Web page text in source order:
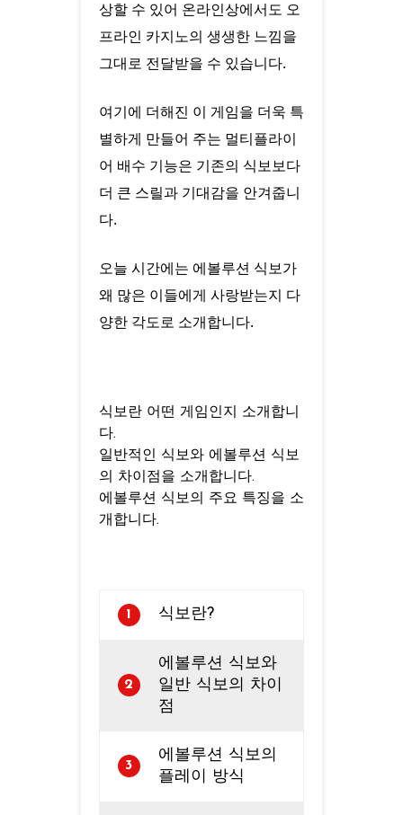
상할 수 있어 온라인상에서도 오
프라인 카지노의 생생한 느낌을
그대로 전달받을 수 있습니다.
여기에 더해진 이 게임을 더욱 특
별하게 만들어 주는 멀티플라이
어 배수 기능은 기존의 식보보다
더 큰 스릴과 기대감을 안겨줍니
다.
오늘 시간에는 에볼루션 식보가
왜 많은 이들에게 사랑받는지 다
양한 각도로 소개합니다.
식보란 어떤 게임인지 소개합니
다.
일반적인 식보와 에볼루션 식보
의 차이점을 소개합니다.
에볼루션 식보의 주요 특징을 소
개합니다.
1 식보란?
2
에볼루션 식보와
일반 식보의 차이
점
3
에볼루션 식보의
플레이 방식